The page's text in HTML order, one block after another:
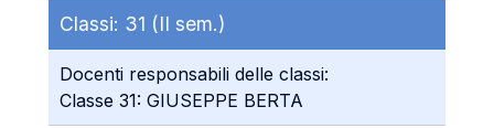
Classi: 31 (II sem.)
Docenti responsabili delle classi:
Classe 31: GIUSEPPE BERTA